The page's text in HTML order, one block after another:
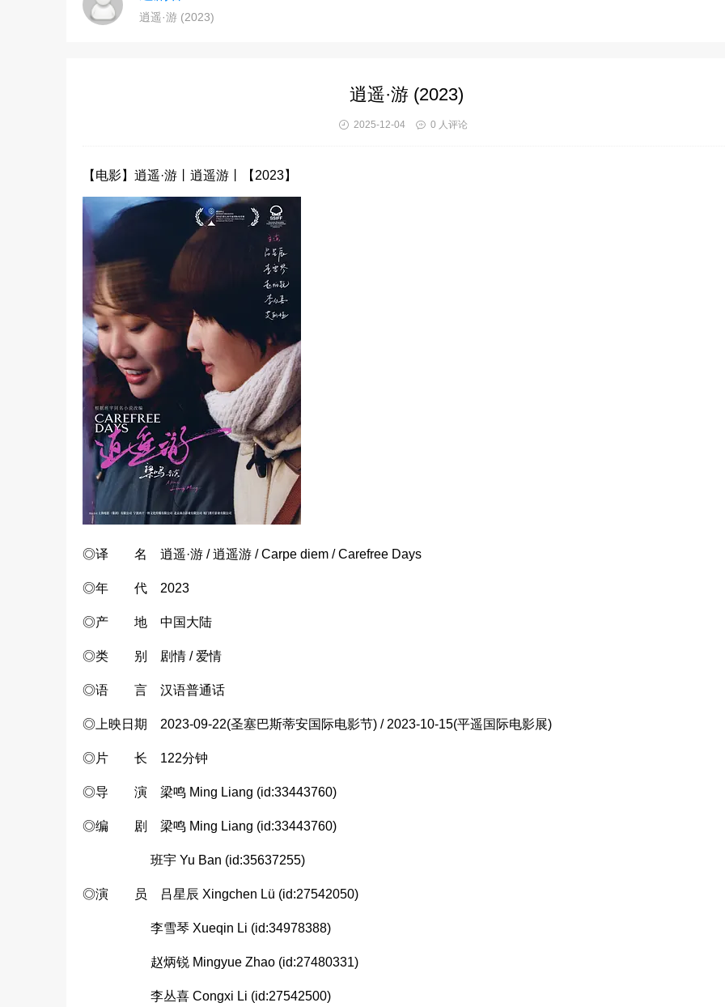
逍遥·游 (2023)
逍遥·游 (2023)
2025-12-04 0 人评论
【电影】逍遥·游丨逍遥游丨【2023】
◎译 名 逍遥·游 / 逍遥游 / Carpe diem / Carefree Days
◎年 代 2023
◎产 地 中国大陆
◎类 别 剧情 / 爱情
◎语 言 汉语普通话
◎上映日期 2023-09-22(圣塞巴斯蒂安国际电影节) / 2023-10-15(平遥国际电影展)
◎片 长 122分钟
◎导 演 梁鸣 Ming Liang (id:33443760)
◎编 剧 梁鸣 Ming Liang (id:33443760)
班宇 Yu Ban (id:35637255)
◎演 员 吕星辰 Xingchen Lü (id:27542050)
李雪琴 Xueqin Li (id:34978388)
赵炳锐 Mingyue Zhao (id:27480331)
李丛喜 Congxi Li (id:27542500)